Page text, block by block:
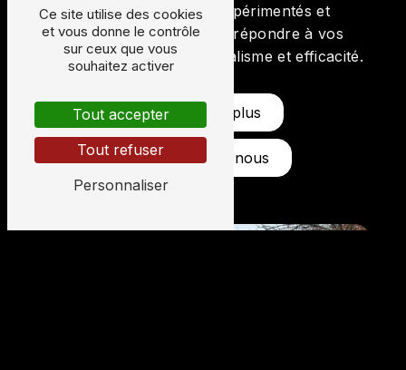
des professionnels expérimentés et
passionnés qui sauront répondre à vos
attentes avec professionnalisme et efficacité.
En savoir plus
Contactez-nous
Ce site utilise des cookies
et vous donne le contrôle
sur ceux que vous
souhaitez activer
Tout accepter
Tout refuser
Personnaliser